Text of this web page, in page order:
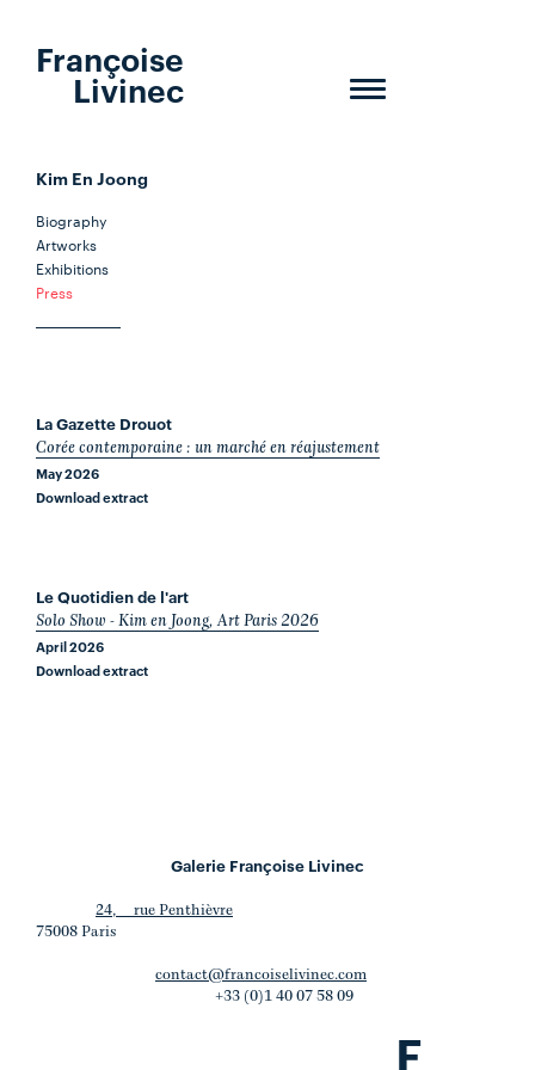
Toggle
Françoise
Livinec
Kim En Joong
Biography
Artworks
Exhibitions
Press
La Gazette Drouot
Corée contemporaine : un marché en réajustement
May 2026
Download extract
Le Quotidien de l'art
Solo Show - Kim en Joong, Art Paris 2026
April 2026
Download extract
Galerie Françoise Livinec
24, rue Penthièvre
75008 Paris
contact@francoiselivinec.com
+33 (0)1 40 07 58 09
F